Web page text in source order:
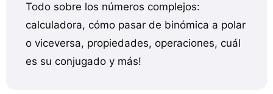
Todo sobre los números complejos:
calculadora, cómo pasar de binómica a polar
o viceversa, propiedades, operaciones, cuál
es su conjugado y más!